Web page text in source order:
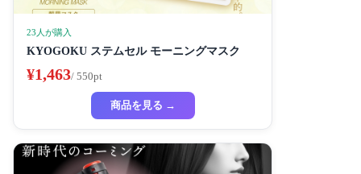
23人が購入
KYOGOKU ステムセル モーニングマスク
¥1,463/ 550pt
商品を見る →